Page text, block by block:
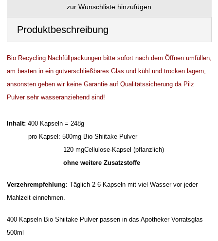
Produktbeschreibung
Bio Recycling Nachfüllpackungen bitte sofort nach dem Öffnen umfüllen,
am besten in ein gutverschließbares Glas und kühl und trocken lagern,
ansonsten geben wir keine Garantie auf Qualitätssicherung da Pilz
Pulver sehr wasseranziehend sind!
Inhalt: 400 Kapseln = 248g
pro Kapsel: 500mg Bio Shiitake Pulver
120 mgCellulose-Kapsel (pflanzlich)
ohne weitere Zusatzstoffe
Verzehrempfehlung: Täglich 2-6 Kapseln mit viel Wasser vor jeder
Mahlzeit einnehmen.
400 Kapseln Bio Shiitake Pulver passen in das Apotheker Vorratsglas
500ml